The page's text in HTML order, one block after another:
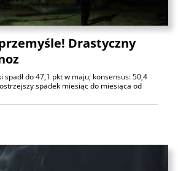
Drastyczny
spadł do 47,1 pkt w maju; konsensus: 50,4
spadek miesiąc do miesiąca od